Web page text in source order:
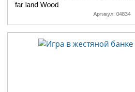
far land Wood
Артикул: 04834